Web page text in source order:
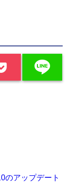
line
のアップデート